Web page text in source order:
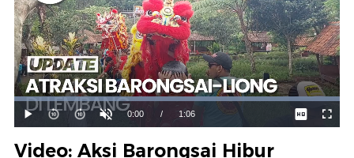
Mainkan
Suara
Hidup
Waktu
0:00 / Durasi
1:06
Dimuat:
100.00%
Video: Aksi Barongsai Hibur